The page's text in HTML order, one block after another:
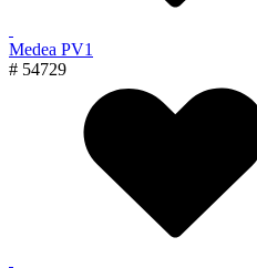
Medea PV1
# 54729